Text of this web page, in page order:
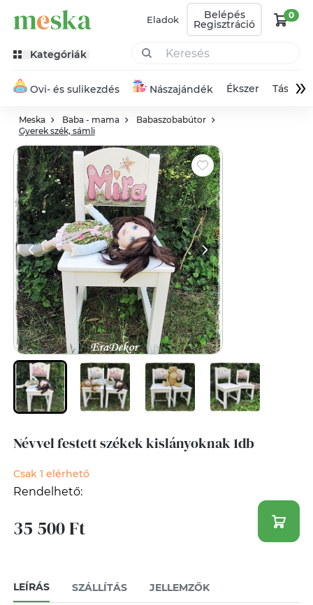
Eladok Belépés
Regisztráció
0
Kategóriák
Ovi- és sulikezdés Nászajándék Ékszer Táska»
Meska Baba - mama
Babaszobabútor
Gyerek szék, sámli
Névvel festett székek kislányoknak 1db
Csak 1 elérhető
Rendelhető:
35 500 Ft
LEÍRÁS SZÁLLÍTÁS JELLEMZŐK